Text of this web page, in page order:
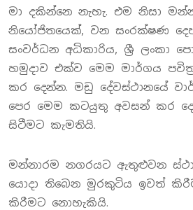
මා දකින්නෙ නැහැ. එම නිසා
නියෝජිතයෙක්, වන සංරක්ෂණ
සංවර්ධන අධිකාරිය, ශ්‍රී ලංකා
හමුදාව එක්ව මෙම මාර්ගය
කර දෙන්න. මඩු දේවස්ථානයේ
පෙර මෙම කටයුතු අවසන් කර
සිටීමට කැමතියි.
මන්නාරම නගරයට ඇතුළුවන
යොදා තිබෙන මුරකුටිය ඉවත්
කිරීමට නොහැකියි.